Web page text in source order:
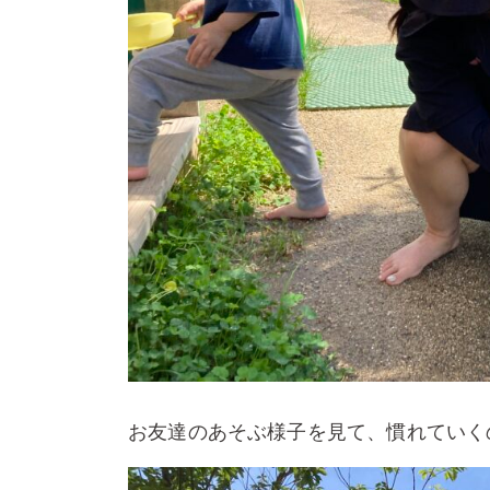
お友達のあそぶ様子を見て、慣れてい